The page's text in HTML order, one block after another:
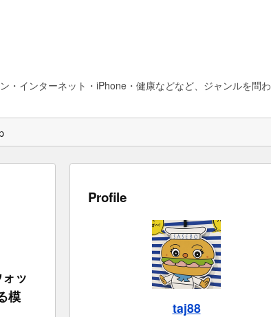
・インターネット・iPhone・健康などなど、ジャンルを問わ
ッ
模
Profile
taj88